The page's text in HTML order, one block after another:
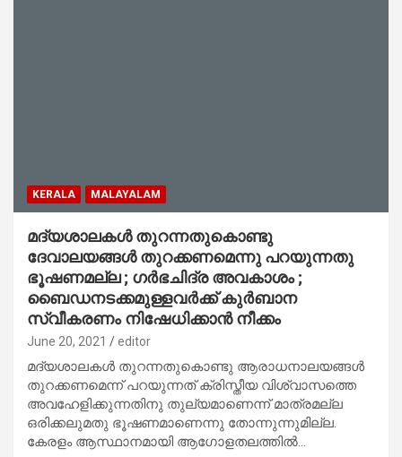
KERALA MALAYALAM
മദ്യശാലകൾ തുറന്നതുകൊണ്ടു
ദേവാലയങ്ങൾ തുറക്കണമെന്നു പറയുന്നതു
ഭൂഷണമല്ല ; ഗര്‍ഭചിദ്ര അവകാശം ;
ബൈഡനടക്കമുള്ളവര്‍ക്ക് കുര്‍ബാന
സ്വീകരണം നിഷേധിക്കാന്‍ നീക്കം
June 20, 2021 editor
മദ്യശാലകൾ തുറന്നതുകൊണ്ടു ആരാധനാലയങ്ങൾ
തുറക്കണമെന്ന് പറയുന്നത് ക്രിസ്തീയ വിശ്വാസത്തെ
അവഹേളിക്കുന്നതിനു തുല്യമാണെന്ന് മാത്രമല്ല
ഒരിക്കലുമതു ഭൂഷണമാണെന്നു തോന്നുന്നുമില്ല.
കേരളം ആസ്ഥാനമായി ആഗോളതലത്തിൽ…